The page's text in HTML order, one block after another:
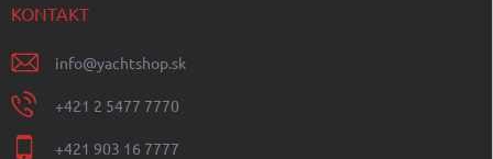
KONTAKT
info@yachtshop.sk
+421 2 5477 7770
+421 903 16 7777